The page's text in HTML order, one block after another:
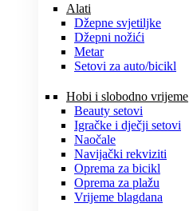
Alati
Džepne svjetiljke
Džepni nožići
Metar
Setovi za auto/bicikl
Hobi i slobodno vrijeme
Beauty setovi
Igračke i dječji setovi
Naočale
Navijački rekviziti
Oprema za bicikl
Oprema za plažu
Vrijeme blagdana